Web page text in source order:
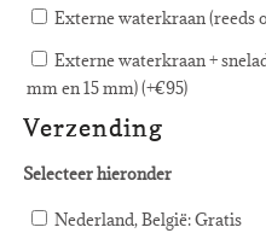
Externe waterkraan (reeds
Externe waterkraan +
mm en 15 mm) (+€95)
Verzending
Selecteer hieronder
Nederland, België: Gratis